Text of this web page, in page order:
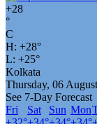
+28
°
C
H: +28°
L: +25°
Kolkata
Thursday, 06 August
See 7-Day Forecast
Fri
Sat Sun Mon